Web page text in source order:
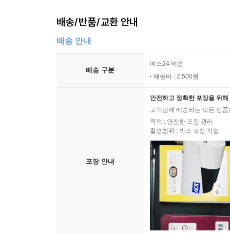
배송/반품/교환 안내
배송 안내
배송 구분
예스24 배송
배송비 : 2,500원
포장 안내
안전하고 정확한 포장을 위
고객님께 배송되는 모든 상
목적 : 안전한 포장 관리
촬영범위 : 박스 포장 작업